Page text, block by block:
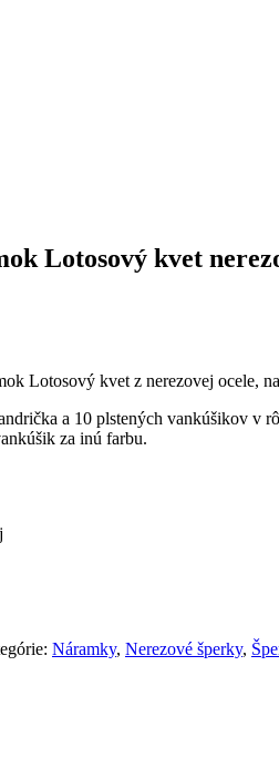
Lotosový kvet
Lotosový kvet z nerezovej ocele,
a 10 plstených vankúšikov
za inú farbu.
Náramky, Nerezové šperky,